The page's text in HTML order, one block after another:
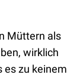
Müttern als
wirklich
es zu keinem